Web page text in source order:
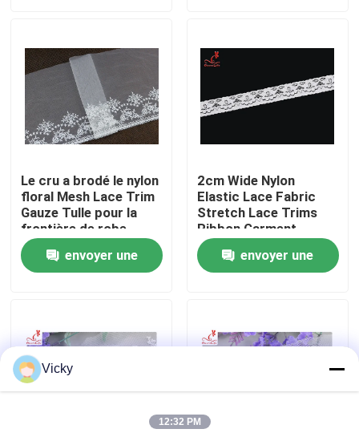
Au sujet de nous
Visite d'usine
Contrôle de qualité
Contactez-nous
Demandez une citation
Exhibition Information
tissu brodé de dentelle
équilibre brodé de dentelle
Le cru a brodé le nylon
floral Mesh Lace Trim
Gauze Tulle pour la
frontière de robe
envoyer une
2cm Wide Nylon
Elastic Lace Fabric
Stretch Lace Trims
Ribbon Garment
Clothing Accessories
Garters Sewing Lace
Appliques
envoyer une
Vicky
12:32 PM